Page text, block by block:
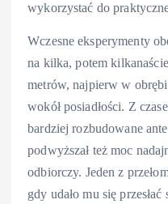
wykorzystać do
Wczesne eksperymenty
na kilka, potem
metrów, najpierw w
wokół posiadłości. Z
bardziej rozbudowane
podwyższał też moc
odbiorczy. Jeden z
gdy udało mu się